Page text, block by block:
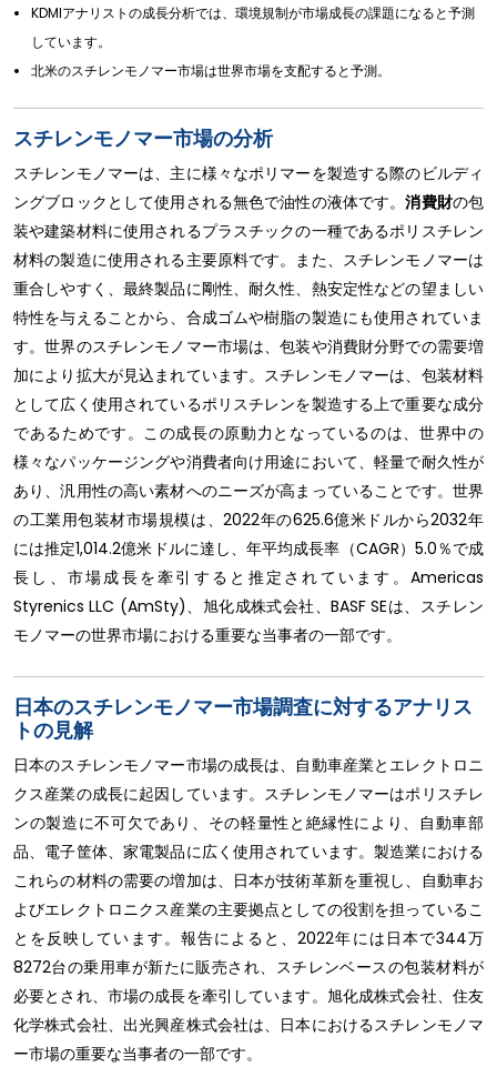
KDMIアナリストの成長分析では、環境規制が市場成長の課題になると予測
しています。
北米のスチレンモノマー市場は世界市場を支配すると予測。
スチレンモノマー市場の分析
スチレンモノマーは、主に様々なポリマーを製造する際のビルディ
ングブロックとして使用される無色で油性の液体です。消費財の包
装や建築材料に使用されるプラスチックの一種であるポリスチレン
材料の製造に使用される主要原料です。また、スチレンモノマーは
重合しやすく、最終製品に剛性、耐久性、熱安定性などの望ましい
特性を与えることから、合成ゴムや樹脂の製造にも使用されていま
す。世界のスチレンモノマー市場は、包装や消費財分野での需要増
加により拡大が見込まれています。スチレンモノマーは、包装材料
として広く使用されているポリスチレンを製造する上で重要な成分
であるためです。この成長の原動力となっているのは、世界中の
様々なパッケージングや消費者向け用途において、軽量で耐久性が
あり、汎用性の高い素材へのニーズが高まっていることです。世界
の工業用包装材市場規模は、2022年の625.6億米ドルから2032年
には推定1,014.2億米ドルに達し、年平均成長率（CAGR）5.0％で成
長し、市場成長を牽引すると推定されています。Americas
Styrenics LLC (AmSty)、旭化成株式会社、BASF SEは、スチレン
モノマーの世界市場における重要な当事者の一部です。
日本のスチレンモノマー市場調査に対するアナリス
トの見解
日本のスチレンモノマー市場の成長は、自動車産業とエレクトロニ
クス産業の成長に起因しています。スチレンモノマーはポリスチレ
ンの製造に不可欠であり、その軽量性と絶縁性により、自動車部
品、電子筐体、家電製品に広く使用されています。製造業における
これらの材料の需要の増加は、日本が技術革新を重視し、自動車お
よびエレクトロニクス産業の主要拠点としての役割を担っているこ
とを反映しています。報告によると、2022年には日本で344万
8272台の乗用車が新たに販売され、スチレンベースの包装材料が
必要とされ、市場の成長を牽引しています。旭化成株式会社、住友
化学株式会社、出光興産株式会社は、日本におけるスチレンモノマ
ー市場の重要な当事者の一部です。